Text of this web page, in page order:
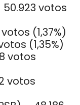
votos
votos (1,37%)
(1,35%)
votos
votos